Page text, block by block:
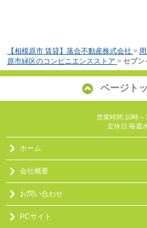
【相模原市 賃貸】落合不動産株式会社 >
原市緑区のコンビニエンスストア > セブン
ページト
営業時間:10時～
定休日:毎週
ホーム
会社概要
お問い合わせ
PCサイト